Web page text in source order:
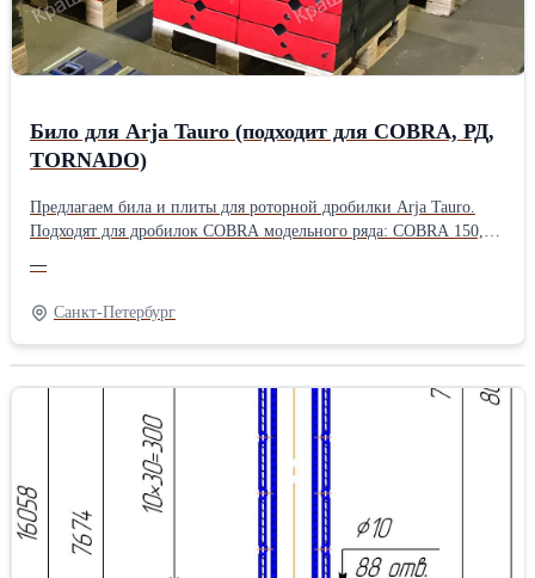
широкой линейки сплавов. Наши инженеры помогут подобрать
наиболее оптимальный сплав и исходя из условий применения.
Для постоянных клиентов действует система лояльности.
Било для Arja Tauro (подходит для COBRA, РД,
TORNADO)
Предлагаем била и плиты для роторной дробилки Arja Tauro.
Подходят для дробилок COBRA модельного ряда: COBRA 150,
также TORNADO модельного ряда: TORNADO 100, TORNADO
150, TORNADO 200, TORNADO 300. В наличии на складе в
г.Санкт-Петербург есть била и плиты из высокохромистого
чугуна, а также била из высокохромистого чугуна с
изнашиваемой части в два и более раза. Наши била и плиты
имеют высокие износостойкие характеристики и хорошо
зарекомендовали себя на мировом рынке дробильно-
сортировочного оборудования. Продукция нашего завода
экспортируется в США, Канаду и страны западной Европы.
Прямой контракт с заводом и большие объемы поставок
позволяют нам сохранять конкурентные цены на российском
рынке дробильно-сортировочного оборудования. Также готовы
—
Санкт-Петербург